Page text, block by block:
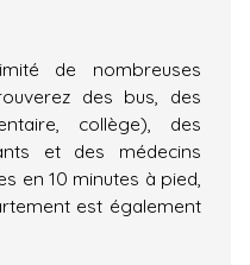
de nombreuses
des bus, des
collège), des
et des médecins
en 10 minutes à pied,
est également